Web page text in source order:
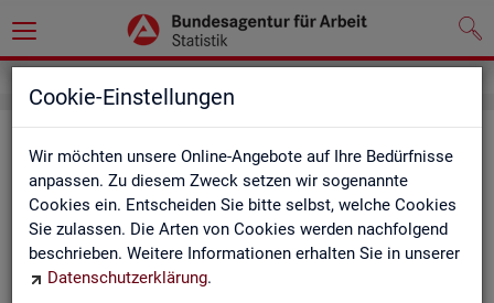
Cookie-Einstellungen
Wir möchten unsere Online-Angebote auf Ihre Bedürfnisse
anpassen. Zu diesem Zweck setzen wir sogenannte
Cookies ein. Entscheiden Sie bitte selbst, welche Cookies
Sie zulassen. Die Arten von Cookies werden nachfolgend
beschrieben. Weitere Informationen erhalten Sie in unserer
Datenschutzerklärung.
Ge­mein­de­da­ten der so­zi­al­ver­si­che­
rungs­pflich­tig Be­schäf­tig­ten nach
Wohn- und Ar­beits­ort - Deutsch­
land, Län­der, Krei­se und Ge­mein­den
(Jah­res­zah­len)